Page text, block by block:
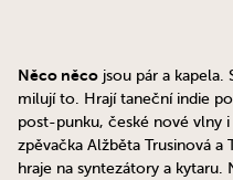
Něco něco jsou pár a kapela.
milují to. Hrají taneční indie
post-punku, české nové vlny
zpěvačka Alžběta Trusinová
hraje na syntezátory a